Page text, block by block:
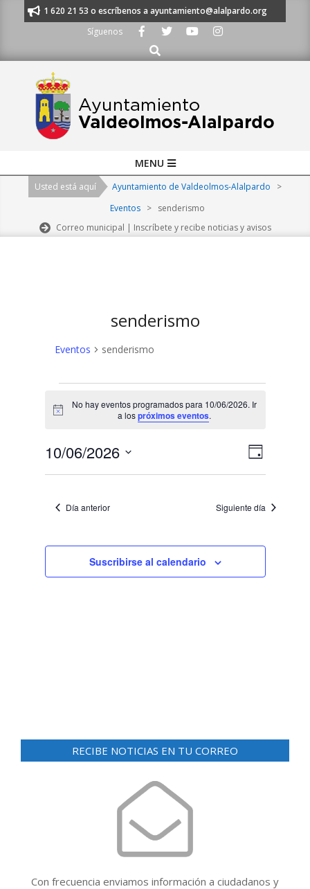
al 91 620 21 53 o escríbenos a ayuntamiento@alalpardo.org
Síguenos
Buscar
Navigation
MENU
Usted está aquí Ayuntamiento de Valdeolmos-Alalpardo
>
Eventos
> senderismo
Correo municipal | Inscríbete y recibe noticias y avisos
senderismo
Eventos senderismo
en
10/06/2026
Aviso
No hay eventos programados para 10/06/2026. Ir
a lospróximos eventos.
N
a
v
g
a
v
i
N
e
i
a
t
Día
10/06/2026
Día anterior Siguiente día
Suscribirse al calendario
RECIBE NOTICIAS EN TU CORREO
Con frecuencia enviamos información a ciudadanos y